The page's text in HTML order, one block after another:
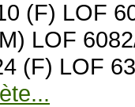
(F) LOF
LOF
(F) LOF